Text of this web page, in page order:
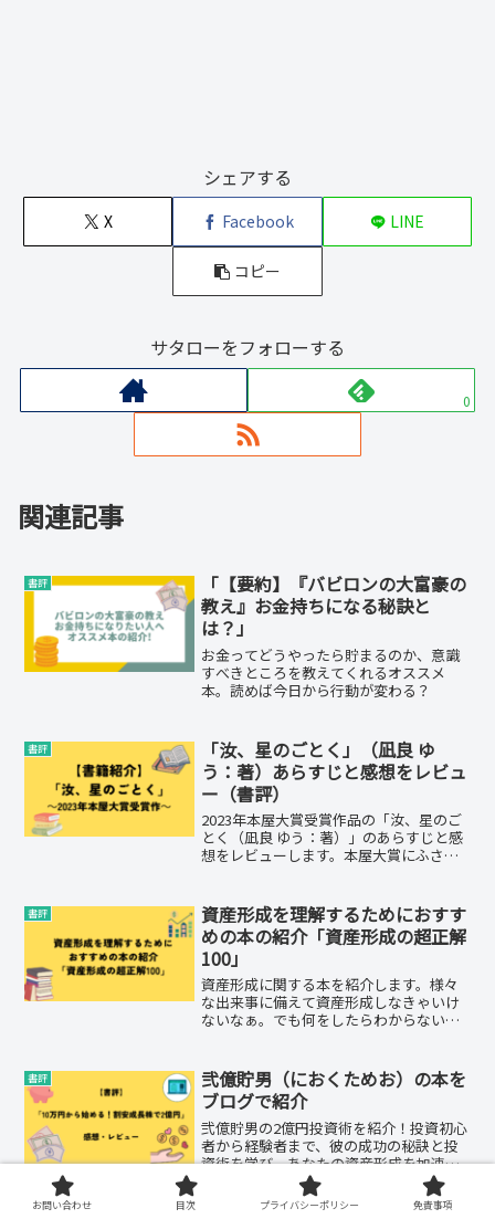
シェアする
X Facebook LINE
コピー
サタローをフォローする
0
関連記事
書評
「【要約】『バビロンの大富豪の
教え』お金持ちになる秘訣と
は？」
お金ってどうやったら貯まるのか、意識
すべきところを教えてくれるオススメ
本。読めば今日から行動が変わる？
書評
「汝、星のごとく」（凪良 ゆ
う：著）あらすじと感想をレビュ
ー（書評）
2023年本屋大賞受賞作品の「汝、星のご
とく（凪良 ゆう：著）」のあらすじと感
想をレビューします。本屋大賞にふさわ
書評
資産形成を理解するためにおすす
めの本の紹介「資産形成の超正解
100」
資産形成に関する本を紹介します。様々
な出来事に備えて資産形成しなきゃいけ
ないなぁ。でも何をしたらわからないな
人は多いと思います。紹介する本は、鈴
木さや子：著「資産形成の超...
書評
弐億貯男（におくためお）の本を
ブログで紹介
弐億貯男の2億円投資術を紹介！投資初心
者から経験者まで、彼の成功の秘訣と投
資術を学び、あなたの資産形成を加速さ
せるためのガイド。
お問い合わせ 目次 プライバシーポリシー 免責事項